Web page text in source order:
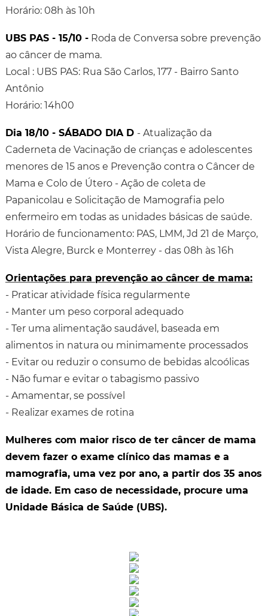
Horário: 08h às 10h
UBS PAS - 15/10 -Roda de Conversa sobre prevenção
ao câncer de mama.
Local : UBS PAS: Rua São Carlos, 177 - Bairro Santo
Antônio
Horário: 14h00
Dia 18/10 - SÁBADO DIA D - Atualização da
Caderneta de Vacinação de crianças e adolescentes
menores de 15 anos e Prevenção contra o Câncer de
Mama e Colo de Útero - Ação de coleta de
Papanicolau e Solicitação de Mamografia pelo
enfermeiro em todas as unidades básicas de saúde.
Horário de funcionamento: PAS, LMM, Jd 21 de Março,
Vista Alegre, Burck e Monterrey - das 08h às 16h
Orientações para prevenção ao câncer de mama:
- Praticar atividade física regularmente
- Manter um peso corporal adequado
- Ter uma alimentação saudável, baseada em
alimentos in natura ou minimamente processados
- Evitar ou reduzir o consumo de bebidas alcoólicas
- Não fumar e evitar o tabagismo passivo
- Amamentar, se possível
- Realizar exames de rotina
Mulheres com maior risco de ter câncer de mama
devem fazer o exame clínico das mamas e a
mamografia, uma vez por ano, a partir dos 35 anos
de idade. Em caso de necessidade, procure uma
Unidade Básica de Saúde (UBS).